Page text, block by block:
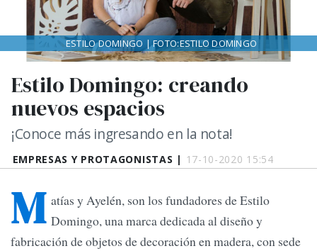
EMPRESAS Y PROTAGONISTAS | 17-10-2020 15:54
Estilo Domingo: creando
nuevos espacios
¡Conoce más ingresando en la nota!
ESTILO DOMINGO | FOTO:ESTILO DOMINGO
M atías y Ayelén, son los fundadores de Estilo
Domingo, una marca dedicada al diseño y
fabricación de objetos de decoración en madera, con sede